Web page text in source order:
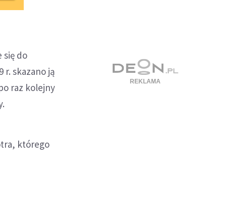
się do
r. skazano ją
raz kolejny
którego